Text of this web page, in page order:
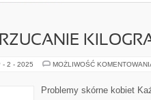
- 2 - 2025 MOŻLIWOŚĆ
Problemy skórne kobiet